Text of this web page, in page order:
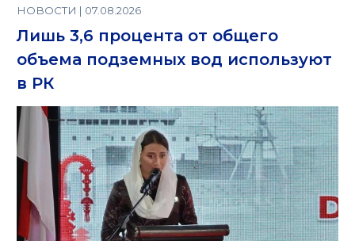
НОВОСТИ | 07.08.2026
Лишь 3,6 процента от общего
объема подземных вод используют
в РК